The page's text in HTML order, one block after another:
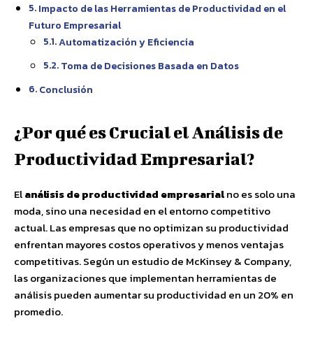
Impacto de las Herramientas de Productividad en el
Futuro Empresarial
Automatización y Eficiencia
Toma de Decisiones Basada en Datos
Conclusión
¿Por qué es Crucial el Análisis de
Productividad Empresarial?
Elanálisis de productividad empresarialno es solo una
moda, sino una necesidad en el entorno competitivo
actual. Las empresas que no optimizan su productividad
enfrentan mayores costos operativos y menos ventajas
competitivas. Según un estudio de McKinsey & Company,
las organizaciones que implementan herramientas de
análisis pueden aumentar su productividad en un 20% en
promedio.